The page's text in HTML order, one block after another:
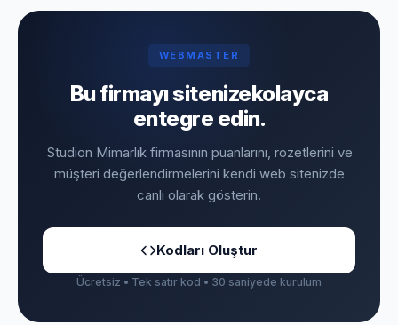
WEBMASTER
Bu firmayı sitenizekolayca
entegre edin.
Studion Mimarlık firmasının puanlarını, rozetlerini ve
müşteri değerlendirmelerini kendi web sitenizde
canlı olarak gösterin.
Kodları Oluştur
Ücretsiz • Tek satır kod • 30 saniyede kurulum